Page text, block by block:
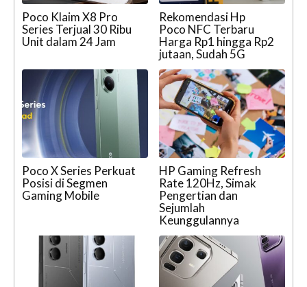
Poco Klaim X8 Pro
Series Terjual 30 Ribu
Unit dalam 24 Jam
Rekomendasi Hp
Poco NFC Terbaru
Harga Rp1 hingga Rp2
jutaan, Sudah 5G
Poco X Series Perkuat
Posisi di Segmen
Gaming Mobile
HP Gaming Refresh
Rate 120Hz, Simak
Pengertian dan
Sejumlah
Keunggulannya